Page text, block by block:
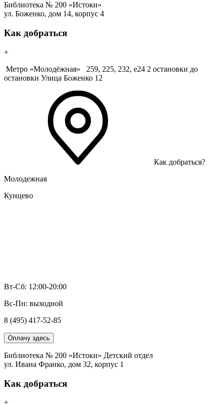
Библиотека № 200 «Истоки»
ул. Боженко, дом 14, корпус 4
Как добраться
+
Метро «Молодёжная»
259, 225, 232, е24 2 остановки до
остановки Улица Боженко 12
Как добраться?
Молодежная
Кунцево
Вт-Сб: 12:00-20:00
Вс-Пн: выходной
8 (495) 417-52-85
Оплачу здесь
Библиотека № 200 «Истоки» Детский отдел
ул. Ивана Франко, дом 32, корпус 1
Как добраться
+